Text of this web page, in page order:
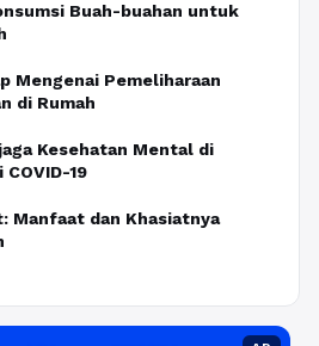
Buah-buahan untuk
Mengenai Pemeliharaan
di Rumah
Kesehatan Mental di
19
Manfaat dan Khasiatnya